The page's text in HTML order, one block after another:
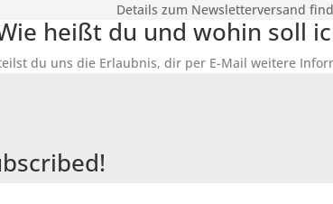
Details zum Newsletterversand
heißt du und wohin soll
du uns die Erlaubnis, dir per E-Mail weitere